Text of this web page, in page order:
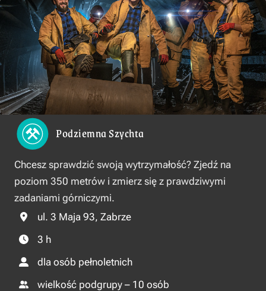
Podziemna Szychta
Chcesz sprawdzić swoją wytrzymałość? Zjedź na
poziom 350 metrów i zmierz się z prawdziwymi
zadaniami górniczymi.
ul. 3 Maja 93, Zabrze
3 h
dla osób pełnoletnich
wielkość podgrupy – 10 osób